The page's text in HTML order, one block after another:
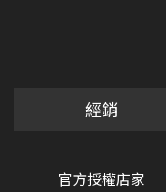
經銷
官方授權店家